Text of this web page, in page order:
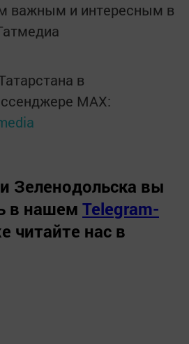
важным и интересным в
в
MАХ:
Зеленодольска вы
в нашем Telegram-
читайте нас в